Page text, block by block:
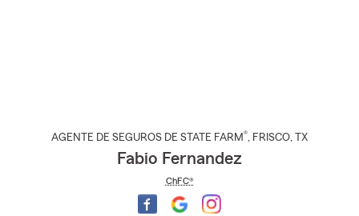
AGENTE DE SEGUROS DE STATE FARM®, FRISCO, TX
Fabio Fernandez
ChFC®